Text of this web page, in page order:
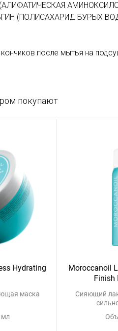
(ПОЛИСАХАРИД БУРЫХ
кончиков после мытья на
покупают
Hydrating
маска
мл
Moroccanoil
Finish
Сияющий